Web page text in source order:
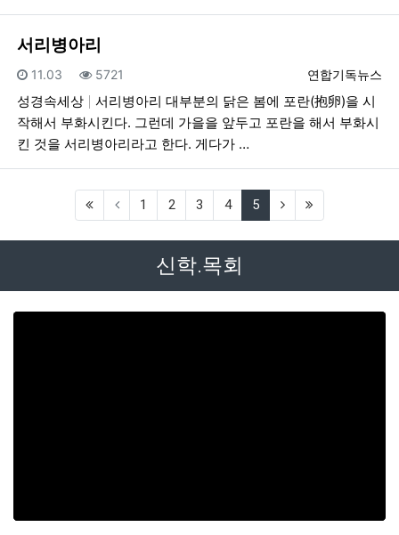
서리병아리
등록자
연합기독뉴스
등록일
11.03 조회
5721
성경속세상
서리병아리 대부분의 닭은 봄에 포란(抱卵)을 시
작해서 부화시킨다. 그런데 가을을 앞두고 포란을 해서 부화시
킨 것을 서리병아리라고 한다. 게다가 …
(first) 1 2 3 4 5(current)
(next)
신학.목회